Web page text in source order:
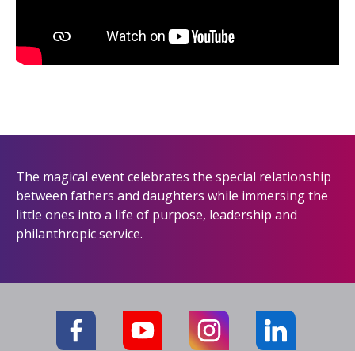
The magical event celebrates the special relationship
between fathers and daughters while immersing the
little ones into a life of purpose, leadership and
philanthropic service.